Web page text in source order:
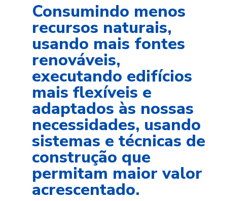
Consumindo menos
recursos naturais,
usando mais fontes
renováveis,
executando edifícios
mais flexíveis e
adaptados às nossas
necessidades, usando
sistemas e técnicas de
construção que
permitam maior valor
acrescentado.